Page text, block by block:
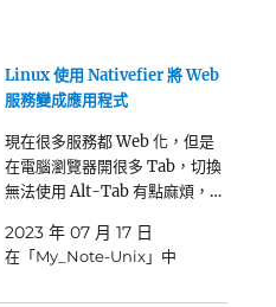
Linux 使用 Nativefier 將 Web
服務變成應用程式
現在很多服務都 Web 化，但是
在電腦瀏覽器開很多 Tab，切換
無法使用 Alt-Tab 有點麻煩，…
2023 年 07 月 17 日
在「My_Note-Unix」中